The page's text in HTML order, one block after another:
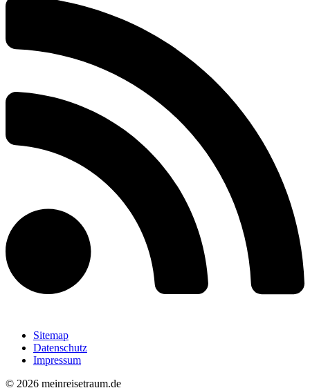
Sitemap
Datenschutz
Impressum
© 2026 meinreisetraum.de